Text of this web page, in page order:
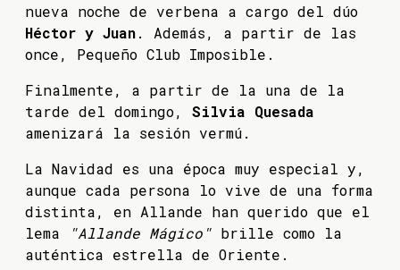
nueva noche de verbena a cargo del dúo
Héctor y Juan. Además, a partir de las
once, Pequeño Club Imposible.
Finalmente, a partir de la una de la
tarde del domingo,
Silvia Quesada
amenizará la sesión vermú.
La Navidad es una época muy especial y,
aunque cada persona lo vive de una forma
distinta, en Allande han querido que el
lema
"Allande Mágico" brille como la
auténtica estrella de Oriente.